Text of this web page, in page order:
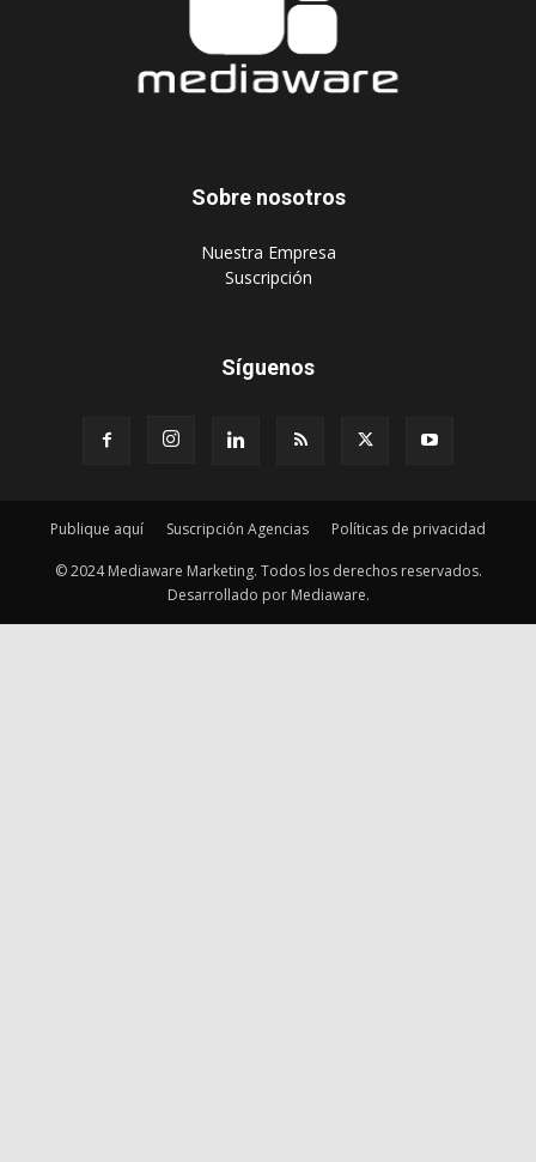
Sobre nosotros
‎Nuestra Empresa
‎Suscripción
Síguenos
Publique aquí Suscripción Agencias Políticas de privacidad
© 2024 Mediaware Marketing. Todos los derechos reservados.
Desarrollado por Mediaware.